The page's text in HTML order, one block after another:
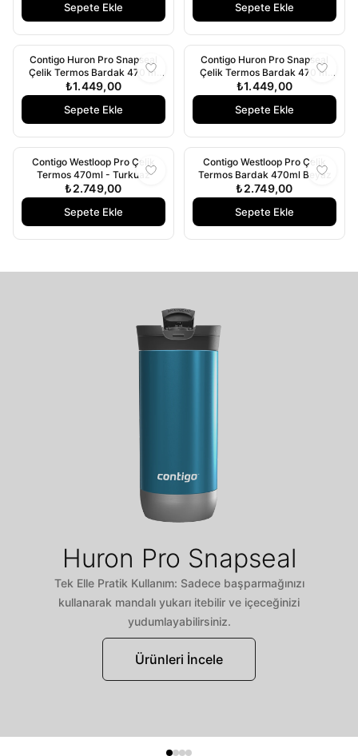
Sepete Ekle Sepete Ekle
Contigo Huron Pro Snapseal
Çelik Termos Bardak 470 ml
Pembe
₺1.449,00
Sepete Ekle
Contigo Huron Pro Snapseal
Çelik Termos Bardak 470 ml
BuzMavisi
₺1.449,00
Sepete Ekle
Contigo Westloop Pro Çelik
Termos 470ml - Turkuaz
₺2.749,00
Sepete Ekle
Contigo Westloop Pro Çelik
Termos Bardak 470ml Beyaz
₺2.749,00
Sepete Ekle
Huron Pro Snapseal
Tek Elle Pratik Kullanım: Sadece başparmağınızı
kullanarak mandalı yukarı itebilir ve içeceğinizi
yudumlayabilirsiniz.
Ürünleri İncele